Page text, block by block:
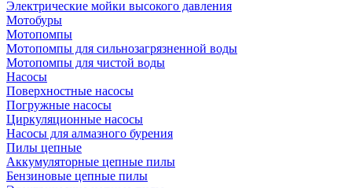
Электрические мойки высокого давления
Мотобуры
Мотопомпы
Мотопомпы для сильнозагрязненной воды
Мотопомпы для чистой воды
Насосы
Поверхностные насосы
Погружные насосы
Циркуляционные насосы
Насосы для алмазного бурения
Пилы цепные
Аккумуляторные цепные пилы
Бензиновые цепные пилы